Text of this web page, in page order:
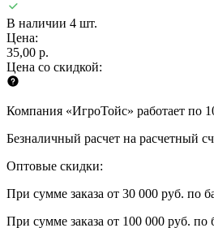
В наличии 4 шт.
Цена:
35,00 р.
Цена со скидкой:
Компания «ИгроТойс» работает по
Безналичный расчет на расчетный
Оптовые скидки:
При сумме заказа от 30 000 руб. по
При сумме заказа от 100 000 руб. по